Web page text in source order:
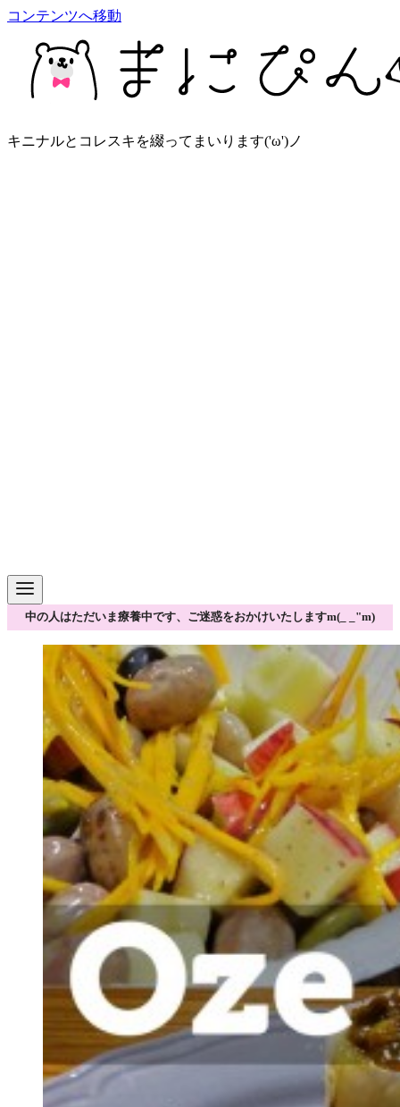
コンテンツへ移動
キニナルとコレスキを綴ってまいります('ω')ノ
中の人はただいま療養中です、ご迷惑をおかけいたしますm(_ _"m)